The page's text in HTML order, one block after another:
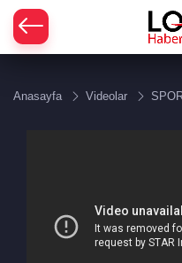
Anasayfa Videolar